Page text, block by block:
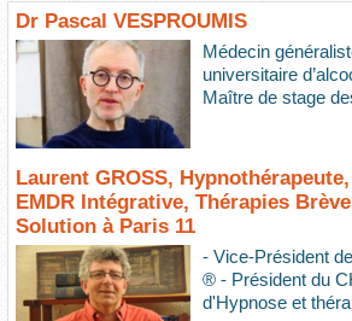
Dr Pascal VESPROUMIS
Médecin
universitaire
Maître de stage
Laurent GROSS,
EMDR Intégrative, Thérapies
Solution à Paris 11
- Vice-Président
® - Président du
d'Hypnose et